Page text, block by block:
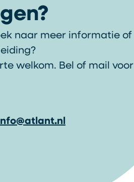
naar meer informatie of
welkom. Bel of mail voor